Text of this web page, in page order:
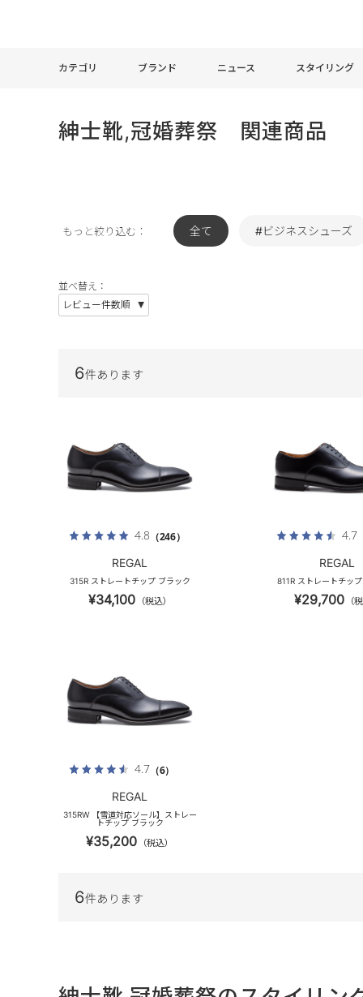
カテゴリ ブランド ニュース スタイリング
紳士靴,冠婚葬祭 関連商品
もっと絞り込む： 全て #ビジネスシューズ
並べ替え：
6件あります
4.8 （246）
REGAL
315R ストレートチップ ブラック
¥34,100 （税込）
4.7
REGAL
811R ストレートチッ
¥29,700 （
4.7（6）
REGAL
315RW 【雪道対応ソール】ストレー
トチップ ブラック
¥35,200 （税込）
6件あります